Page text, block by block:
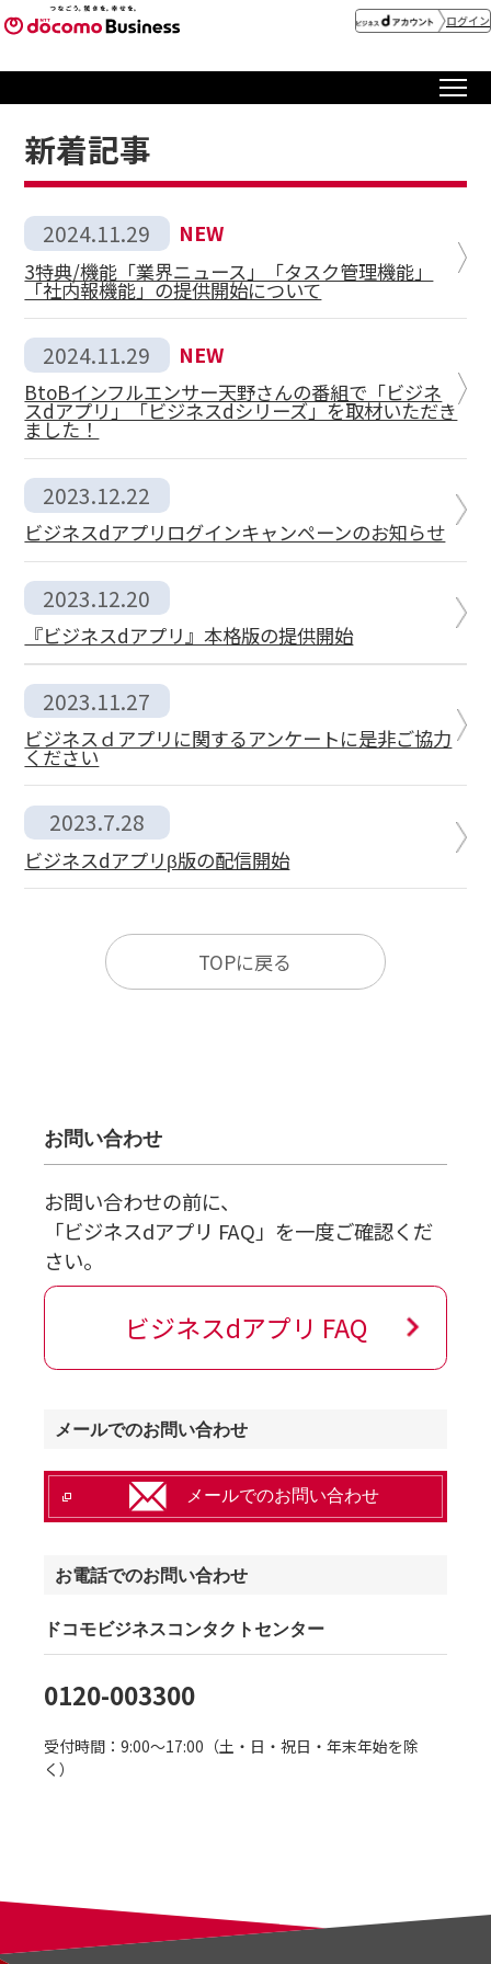
ログイン
新着記事
2024.11.29 NEW
3特典/機能「業界ニュース」「タスク管理機能」
「社内報機能」の提供開始について
2024.11.29 NEW
BtoBインフルエンサー天野さんの番組で「ビジネ
スdアプリ」「ビジネスdシリーズ」を取材いただき
ました！
2023.12.22
ビジネスdアプリログインキャンペーンのお知らせ
2023.12.20
『ビジネスdアプリ』本格版の提供開始
2023.11.27
ビジネスｄアプリに関するアンケートに是非ご協力
ください
2023.7.28
ビジネスdアプリβ版の配信開始
TOPに戻る
お問い合わせ
お問い合わせの前に、
「ビジネスdアプリ FAQ」を一度ご確認くだ
さい。
ビジネスdアプリ FAQ
メールでのお問い合わせ
メールでのお問い合わせ
お電話でのお問い合わせ
ドコモビジネスコンタクトセンター
0120-003300
受付時間：9:00～17:00（土・日・祝日・年末年始を除
く）